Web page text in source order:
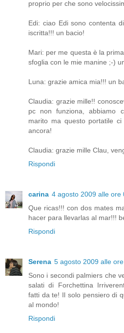
proprio per che sono
Edi: ciao Edi sono contenta
iscritta!!! un bacio!
Mari: per me questa è la
sfoglia con le mie manine ;-)
Luna: grazie amica mia!!! un
Claudia: grazie mille!!
pc non funziona, abbiamo
marito ma questo portatile
ancora!
Claudia: grazie mille Clau,
Rispondi
carina 4 agosto 2009 alle ore
Que ricas!!! con dos mates
hacer para llevarlas al mar!!!
Rispondi
Serena 5 agosto 2009 alle
Sono i secondi palmiers che
salati di Forchettina
fatti da te! Il solo pensiero di
al mondo!
Rispondi